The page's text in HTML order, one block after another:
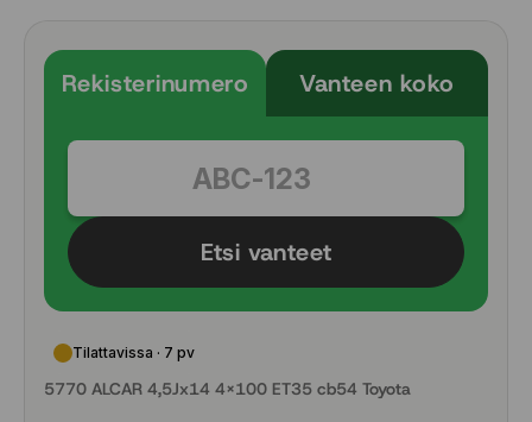
Rekisterinumero Vanteen koko
Etsi vanteet
Tilattavissa · 7 pv
5770 ALCAR 4,5Jx14 4x100 ET35 cb54 Toyota